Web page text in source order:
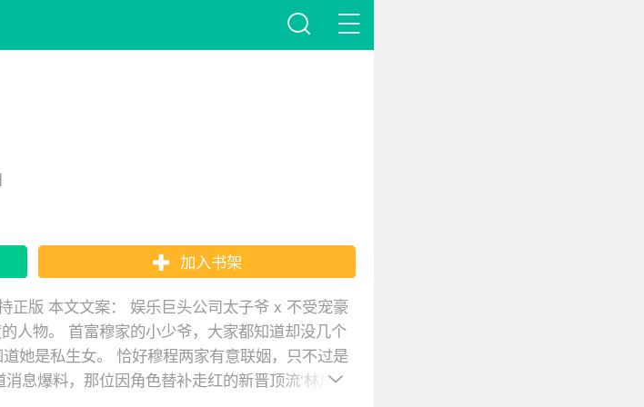
加入书架
正版 本文文案： 娱乐巨头公司太子爷 x 不受宠豪
人物。 首富穆家的小少爷，大家都知道却没几个
她是私生女。 恰好穆程两家有意联姻，只不过是
息爆料，那位因角色替补走红的新晋顶流‘林川’，